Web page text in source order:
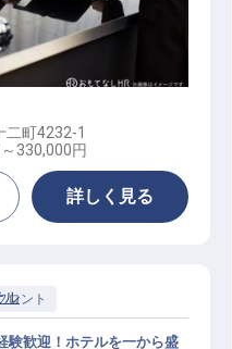
二町4232-1
330,000円
詳しく見る
ロント
ル
験歓迎！ホテルを一から盛